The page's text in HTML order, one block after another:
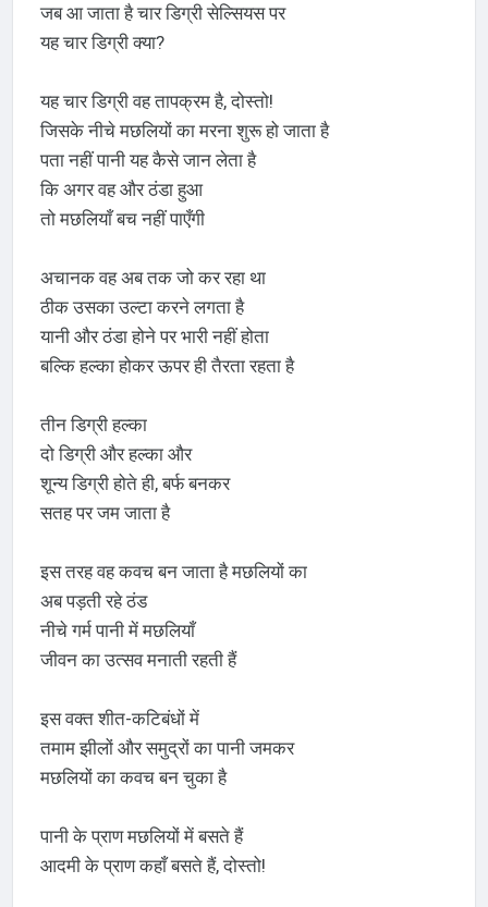
जब आ जाता है चार डिग्री सेल्सियस पर
यह चार डिग्री क्या?
यह चार डिग्री वह तापक्रम है, दोस्तो!
जिसके नीचे मछलियों का मरना शुरू हो जाता है
पता नहीं पानी यह कैसे जान लेता है
कि अगर वह और ठंडा हुआ
तो मछलियाँ बच नहीं पाएँगी
अचानक वह अब तक जो कर रहा था
ठीक उसका उल्टा करने लगता है
यानी और ठंडा होने पर भारी नहीं होता
बल्कि हल्का होकर ऊपर ही तैरता रहता है
तीन डिग्री हल्का
दो डिग्री और हल्का और
शून्य डिग्री होते ही, बर्फ बनकर
सतह पर जम जाता है
इस तरह वह कवच बन जाता है मछलियों का
अब पड़ती रहे ठंड
नीचे गर्म पानी में मछलियाँ
जीवन का उत्सव मनाती रहती हैं
इस वक्त शीत-कटिबंधों में
तमाम झीलों और समुद्रों का पानी जमकर
मछलियों का कवच बन चुका है
पानी के प्राण मछलियों में बसते हैं
आदमी के प्राण कहाँ बसते हैं, दोस्तो!